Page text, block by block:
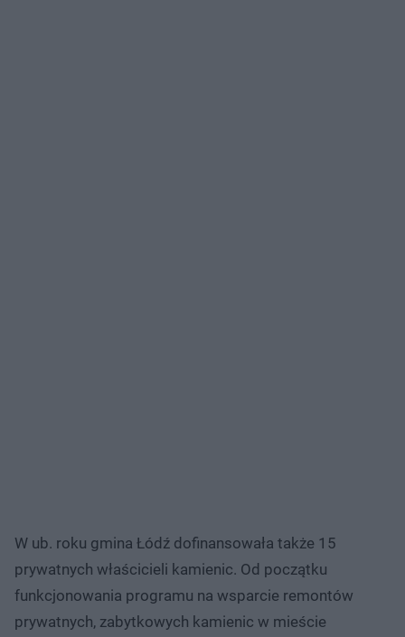
W ub. roku gmina Łódź dofinansowała także 15
prywatnych właścicieli kamienic. Od początku
funkcjonowania programu na wsparcie remontów
prywatnych, zabytkowych kamienic w mieście